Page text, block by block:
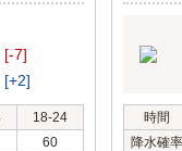
[-7]
[+2]
18-24
60
時間
降水確率